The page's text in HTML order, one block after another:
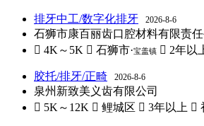
排牙中工/数字化排牙 2026-8-6
石狮市康百丽齿口腔材料有限责任
 4K～5K  石狮市·宝盖镇  2年以
胶托/排牙/正畸 2026-8-6
泉州新致美义齿有限公司
 5K～12K  鲤城区  3年以上 